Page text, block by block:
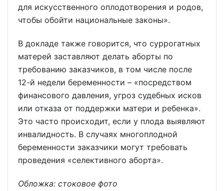
для искусственного оплодотворения и родов,
чтобы обойти национальные законы».
В докладе также говорится, что суррогатных
матерей заставляют делать аборты по
требованию заказчиков, в том числе после
12-й недели беременности – «посредством
финансового давления, угроз судебных исков
или отказа от поддержки матери и ребенка».
Это часто происходит, если у плода выявляют
инвалидность. В случаях многоплодной
беременности заказчики могут требовать
проведения «селективного аборта».
Обложка: стоковое фото